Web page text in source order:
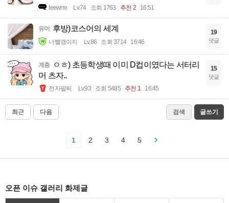
Ieewrre Lv.74 조회 1763 추천 2 16:51
유머 후방)코스어의 세계
너빨갱이지 Lv.86 조회 3714 16:46
19
댓글
계층
ㅇㅎ) 초등학생때 이미 D컵이였다는 서터리
머 츠자..
전자팔찌 Lv.93 조회 5485 추천 1 16:45
15
댓글
최근 다음 검색 글쓰기
1 2 3 4 5
오픈 이슈 갤러리 화제글